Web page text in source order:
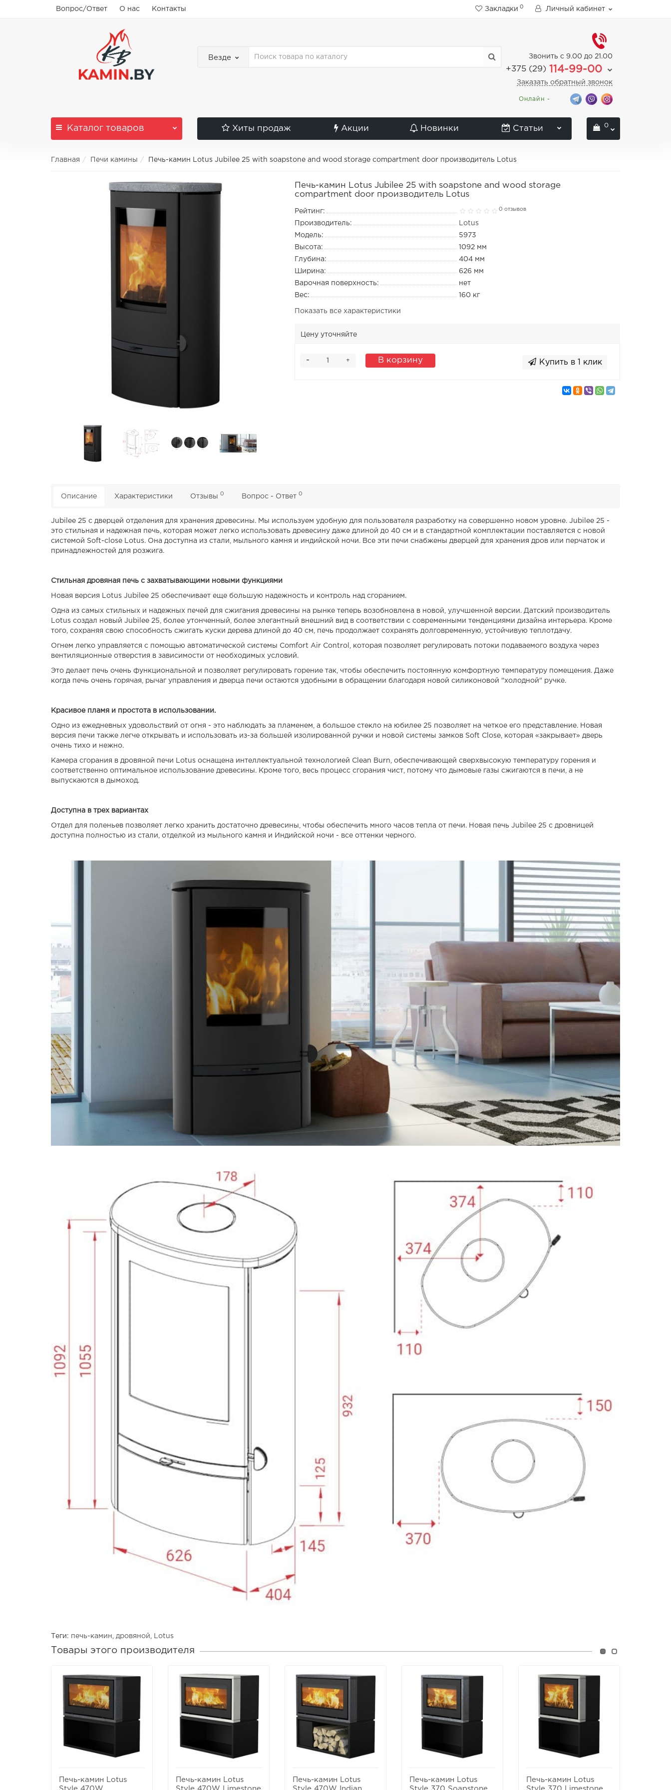
Вопрос/Ответ О нас Контакты Закладки 0 Личный кабинет
Везде Звонить с 9.00 до 21.00
+375 (29) 114-99-00
Заказать обратный звонок
Онлайн -
Каталог товаров Хиты продаж Акции Новинки Статьи 0
Главная Печи камины Печь-камин Lotus Jubilee 25 with soapstone and wood storage compartment door производитель Lotus
Печь-камин Lotus Jubilee 25 with soapstone and wood storage
compartment door производитель Lotus
Рейтинг: 0 отзывов
Производитель:
Lotus
Модель:
5973
Высота:
1092 мм
Глубина:
404 мм
Ширина:
626 мм
Варочная поверхность:
нет
Вес:
160 кг
Показать все характеристики
Цену уточняйте
+
- В корзину Купить в 1 клик
Описание Характеристики Отзывы 0 Вопрос - Ответ 0
Jubilee 25 с дверцей отделения для хранения древесины. Мы используем удобную для пользователя разработку на совершенно новом уровне. Jubilee 25 -
это стильная и надежная печь, которая может легко использовать древесину даже длиной до 40 см и в стандартной комплектации поставляется с новой
системой Soft-close Lotus. Она доступна из стали, мыльного камня и индийской ночи. Все эти печи снабжены дверцей для хранения дров или перчаток и
принадлежностей для розжига.
Стильная дровяная печь с захватывающими новыми функциями
Новая версия Lotus Jubilee 25 обеспечивает еще большую надежность и контроль над сгоранием.
Одна из самых стильных и надежных печей для сжигания древесины на рынке теперь возобновлена ​​в новой, улучшенной версии. Датский производитель
Lotus создал новый Jubilee 25, более утонченный, более элегантный внешний вид в соответствии с современными тенденциями дизайна интерьера. Кроме
того, сохраняя свою способность сжигать куски дерева длиной до 40 см, печь продолжает сохранять долговременную, устойчивую теплотдачу.
Огнем легко управляется с помощью автоматической системы Comfort Air Control, которая позволяет регулировать потоки подаваемого воздуха через
вентиляционные отверстия в зависимости от необходимых условий.
Это делает печь очень функциональной и позволяет регулировать горение так, чтобы обеспечить постоянную комфортную температуру помещения. Даже
когда печь очень горячая, рычаг управления и дверца печи остаются удобными в обращении благодаря новой силиконовой "холодной" ручке.
Красивое пламя и простота в использовании.
Одно из ежедневных удовольствий от огня - это наблюдать за пламенем, а большое стекло на юбилее 25 позволяет на четкое его представление. Новая
версия печи также легче открывать и использовать из-за большей изолированной ручки и новой системы замков Soft Close, которая «закрывает» дверь
очень тихо и нежно.
Камера сгорания в дровяной печи Lotus оснащена интеллектуальной технологией Clean Burn, обеспечивающей сверхвысокую температуру горения и
соответственно оптимальное использование древесины. Кроме того, весь процесс сгорания чист, потому что дымовые газы сжигаются в печи, а не
выпускаются в дымоход.
Доступна в трех вариантах
Отдел для поленьев позволяет легко хранить достаточно древесины, чтобы обеспечить много часов тепла от печи. Новая печь Jubilee 25 с дровницей
доступна полностью из стали, отделкой из мыльного камня и Индийской ночи - все оттенки черного.
Теги: печь-камин дровяной Lotus
Товары этого производителя
Печь-камин Lotus
Печь-камин Lotus
Печь-камин Lotus
Печь-камин Lotus
Печь-камин Lotus